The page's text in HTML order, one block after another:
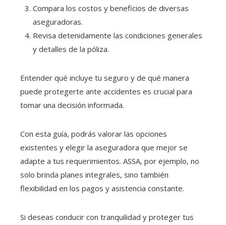
Compara los costos y beneficios de diversas
aseguradoras.
Revisa detenidamente las condiciones generales
y detalles de la póliza.
Entender qué incluye tu seguro y de qué manera
puede protegerte ante accidentes es crucial para
tomar una decisión informada.
Con esta guía, podrás valorar las opciones
existentes y elegir la aseguradora que mejor se
adapte a tus requerimientos. ASSA, por ejemplo, no
solo brinda planes integrales, sino también
flexibilidad en los pagos y asistencia constante.
Si deseas conducir con tranquilidad y proteger tus